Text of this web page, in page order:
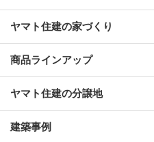
ヤマト住建の家づくり
商品ラインアップ
ヤマト住建の分譲地
建築事例